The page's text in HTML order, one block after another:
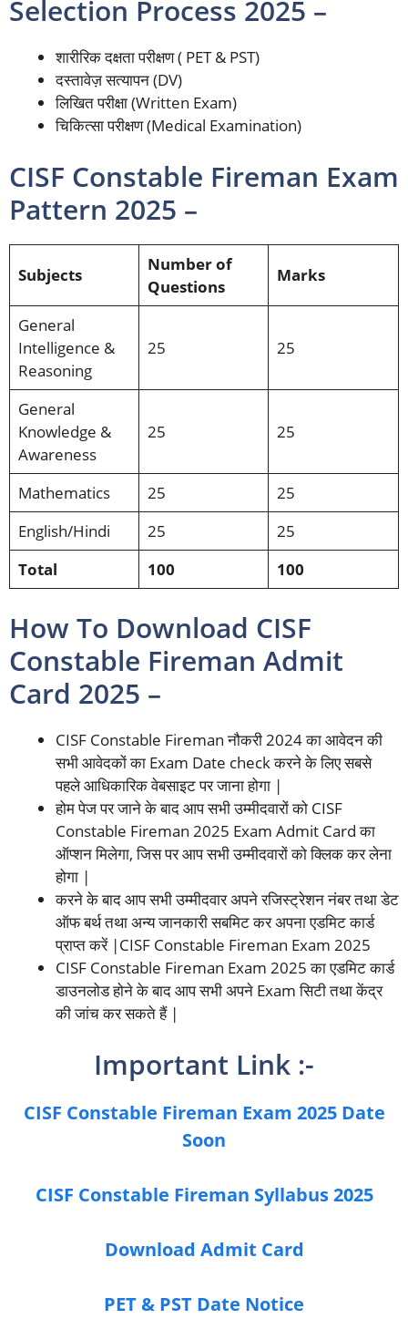
Selection Process 2025 –
शारीरिक दक्षता परीक्षण ( PET & PST)
दस्तावेज़ सत्यापन(DV)
लिखित परीक्षा (Written Exam)
चिकित्सा परीक्षण (Medical Examination)
CISF Constable Fireman Exam
Pattern 2025 –
Subjects
Number of
Questions
Marks
General
Intelligence &
Reasoning
25 25
General
Knowledge &
Awareness
25 25
Mathematics 25
25
English/Hindi
25
25
Total
100 100
How To Download CISF
Constable Fireman Admit
Card 2025 –
CISF Constable Fireman नौकरी 2024 का आवेदन की
सभी आवेदकों का Exam Date check करने के लिए सबसे
पहले आधिकारिक वेबसाइट पर जाना होगा |
होम पेज पर जाने के बाद आप सभी उम्मीदवारों को CISF
Constable Fireman 2025 Exam Admit Card का
ऑप्शन मिलेगा, जिस पर आप सभी उम्मीदवारों को क्लिक कर लेना
होगा |
करने के बाद आप सभी उम्मीदवार अपने रजिस्ट्रेशन नंबर तथा डेट
ऑफ बर्थ तथा अन्य जानकारी सबमिट कर अपना एडमिट कार्ड
प्राप्त करें |CISF Constable Fireman Exam 2025
CISF Constable Fireman Exam 2025 का एडमिट कार्ड
डाउनलोड होने के बाद आप सभी अपने Exam सिटी तथा केंद्र
की जांच कर सकते हैं |
Important Link :-
CISF Constable Fireman Exam 2025 Date
Soon
CISF Constable Fireman Syllabus 2025
Download Admit Card
PET & PST Date Notice